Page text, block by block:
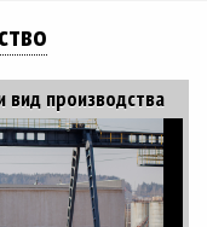
производства